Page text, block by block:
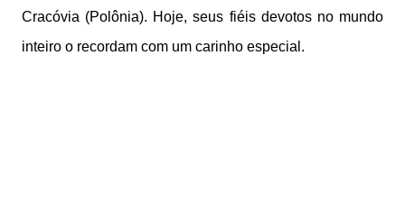
Cracóvia (Polônia). Hoje, seus fiéis devotos no mundo
inteiro o recordam com um carinho especial.